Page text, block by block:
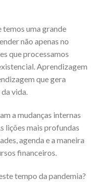
temos uma grande
não apenas no
que processamos
Aprendizagem
que gera
vida.
a mudanças internas
lições mais profundas
agenda e a maneira
financeiros.
tempo da pandemia?